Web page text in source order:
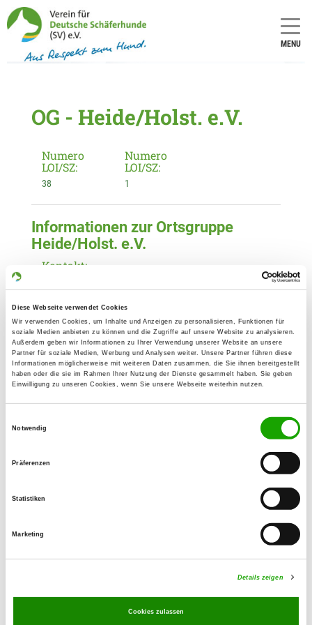
Diese Webseite verwendet Cookies
Wir verwenden Cookies, um Inhalte und Anzeigen zu personalisieren, Funktionen für
soziale Medien anbieten zu können und die Zugriffe auf unsere Website zu analysieren.
Außerdem geben wir Informationen zu Ihrer Verwendung unserer Website an unsere
Partner für soziale Medien, Werbung und Analysen weiter. Unsere Partner führen diese
Informationen möglicherweise mit weiteren Daten zusammen, die Sie ihnen bereitgestellt
haben oder die sie im Rahmen Ihrer Nutzung der Dienste gesammelt haben. Sie geben
Einwilligung zu unseren Cookies, wenn Sie unsere Webseite weiterhin nutzen.
Notwendig
Präferenzen
Statistiken
Marketing
Details zeigen
Cookies zulassen
MENU
OG - Heide/Holst. e.V.
Numero
LOI/SZ:
38
Numero
LOI/SZ:
1
Informationen zur Ortsgruppe
Heide/Holst. e.V.
Kontakt:
25782 Welmbüttel
Übungsplatz:
Wennemannswisch 24a
25746 Norderwöhrden
gundasievers@t-online.de
Mittwoch 16:30 h - 19:00 h